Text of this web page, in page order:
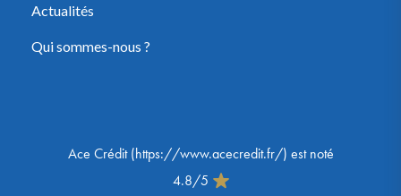
Actualités
Qui sommes-nous ?
Ace Crédit(https://www.acecredit.fr/) est noté
4.8/5